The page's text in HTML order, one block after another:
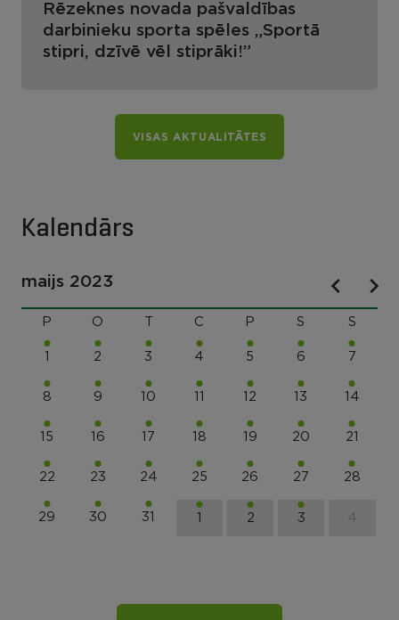
Rēzeknes novada pašvaldības
darbinieku sporta spēles „Sportā
stipri, dzīvē vēl stiprāki!”
VISAS AKTUALITĀTES
Kalendārs
maijs 2023
P O C P S S
1 2 3 4 5 6 7
8 9 10 11 12 13 14
15 16 17 18 19 20 21
22 23 24 25 26 27 28
29 30 31 1 2 3 4